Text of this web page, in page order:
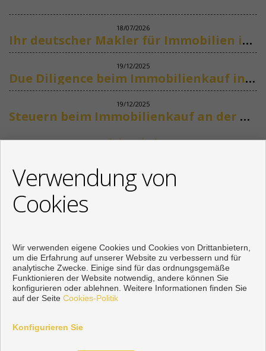
18/07/2026
Ihr deutscher Makler für Immobilien in Marbella
19/12/2025
Due Diligence beim Immobilienkauf in Spanien
19/12/2025
Steuern beim Immobilienkauf an der Costa del Sol
Siehe mehr
+34 622318266
info@mikenaumannimmobilien.com
Von Montag bis Freitag : 10:00 - 18:00
Verwendung von
Cookies
Wir verwenden eigene Cookies und Cookies von Drittanbietern,
um die Erfahrung auf unserer Website zu verbessern und für
analytische Zwecke. Einige sind für das ordnungsgemäße
Funktionieren der Website notwendig, andere können Sie
konfigurieren oder ablehnen. Weitere Informationen finden Sie
auf der Seite Cookies-Politik
Konfigurieren Sie